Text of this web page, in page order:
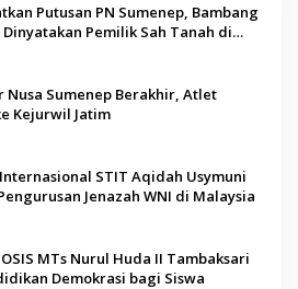
Putusan PN Sumenep, Bambang
Pemilik Sah Tanah di
Nusa Sumenep Berakhir, Atlet
Kejurwil Jatim
STIT Aqidah Usymuni
Jenazah WNI di Malaysia
MTs Nurul Huda II Tambaksari
Demokrasi bagi Siswa